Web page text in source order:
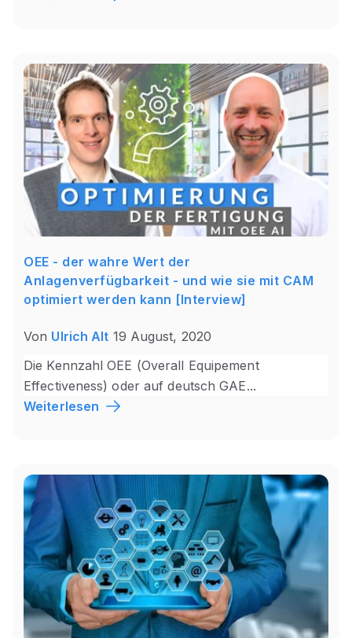
OEE - der wahre Wert der
Anlagenverfügbarkeit - und wie sie mit CAM
optimiert werden kann [Interview]
Von Ulrich Alt 19 August, 2020
Die Kennzahl OEE (Overall Equipement
Effectiveness) oder auf deutsch GAE...
Weiterlesen